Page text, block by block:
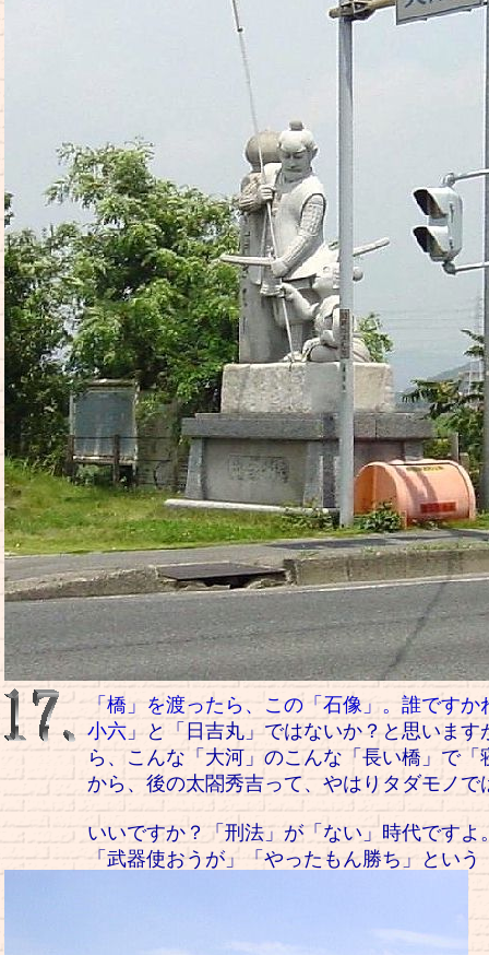
「橋」を渡ったら、この「石像」。誰です
小六 」と「日吉丸」ではないか？と思いま
ら、こんな「大河」のこんな「長い橋」で
から、後の太閤秀吉って、やはりタダモノで
いいですか？「刑法」が「ない」時代ですよ
「武器使おうが」「やったもん勝ち」という